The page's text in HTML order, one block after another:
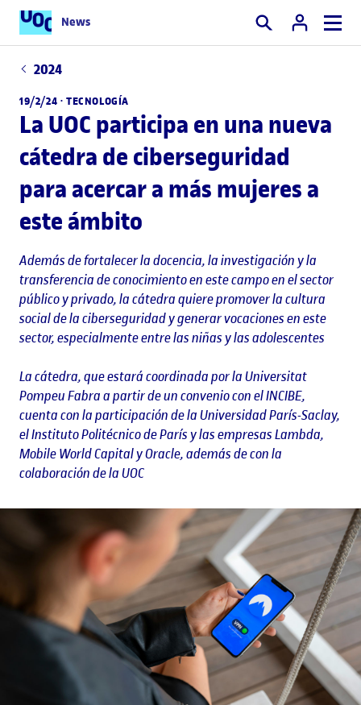
News Buscar
2024
19/2/24 · TECNOLOGÍA
La UOC participa en una nueva
cátedra de ciberseguridad
para acercar a más mujeres a
este ámbito
Además de fortalecer la docencia, la investigación y la
transferencia de conocimiento en este campo en el sector
público y privado, la cátedra quiere promover la cultura
social de la ciberseguridad y generar vocaciones en este
sector, especialmente entre las niñas y las adolescentes
La cátedra, que estará coordinada por la Universitat
Pompeu Fabra a partir de un convenio con el INCIBE,
cuenta con la participación de la Universidad París-Saclay,
el Instituto Politécnico de París y las empresas Lambda,
Mobile World Capital y Oracle, además de con la
colaboración de la UOC